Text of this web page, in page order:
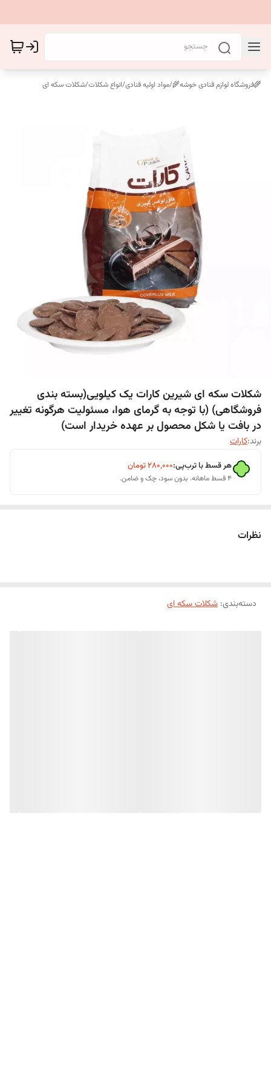
🌾فروشگاه لوازم قنادی خوشه🌾/مواد اولیه قنادی/انواع شکلات/شکلات سکه ای
شکلات سکه ای شیرین کارات یک کیلویی(بسته بندی
فروشگاهی) (با توجه به گرمای هوا، مسئولیت هرگونه تغییر
در بافت یا شکل محصول بر عهده خریدار است)
برند:کارات
هر قسط با ترب‌پی:۲۸۰٬۰۰۰تومان
۴ قسط ماهانه. بدون سود، چک و ضامن.
نظرات
دسته‌بندی: شکلات سکه ای